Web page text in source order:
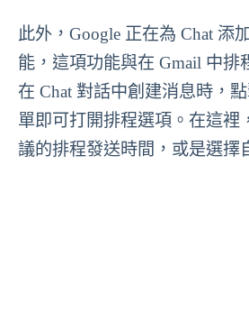
此外，Google 正在為 Chat 添
能，這項功能與在 Gmail 中排
在 Chat 對話中創建消息時，
單即可打開排程選項。在這裡
議的排程發送時間，或是選擇